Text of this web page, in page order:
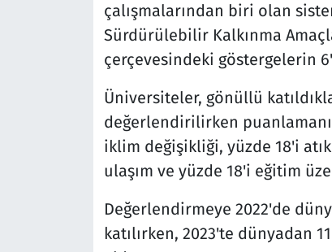
çalışmalarından biri olan
Sürdürülebilir Kalkınma
çerçevesindeki göstergelerin
Üniversiteler, gönüllü
değerlendirilirken
iklim değişikliği, yüzde 18'i
ulaşım ve yüzde 18'i eğitim
Değerlendirmeye 2022'de
katılırken, 2023'te dünyadan